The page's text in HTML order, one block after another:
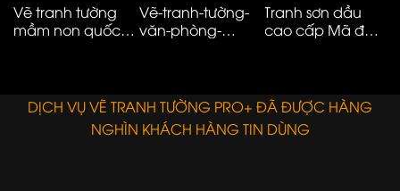
Vẽ tranh tường
mầm non quốc
Vẽ-tranh-tường-
văn-phòng-
Tranh sơn dầu
cao cấp Mã đáo
DỊCH VỤ VẼ TRANH TƯỜNG PRO+ ĐÃ ĐƯỢC HÀNG
NGHÌN KHÁCH HÀNG TIN DÙNG